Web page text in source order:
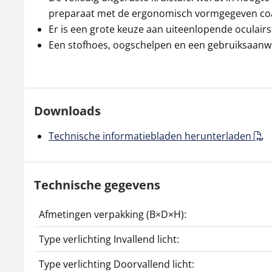
preparaat met de ergonomisch vormgegeven
Er is een grote keuze aan uiteenlopende
Een stofhoes, oogschelpen en een
Downloads
Technische informatiebladen herunterladen
Technische gegevens
Afmetingen verpakking (B×D×H):
Type verlichting Invallend licht:
Type verlichting Doorvallend licht: